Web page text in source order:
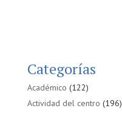
Categorías
Académico (122)
Actividad del centro (196)